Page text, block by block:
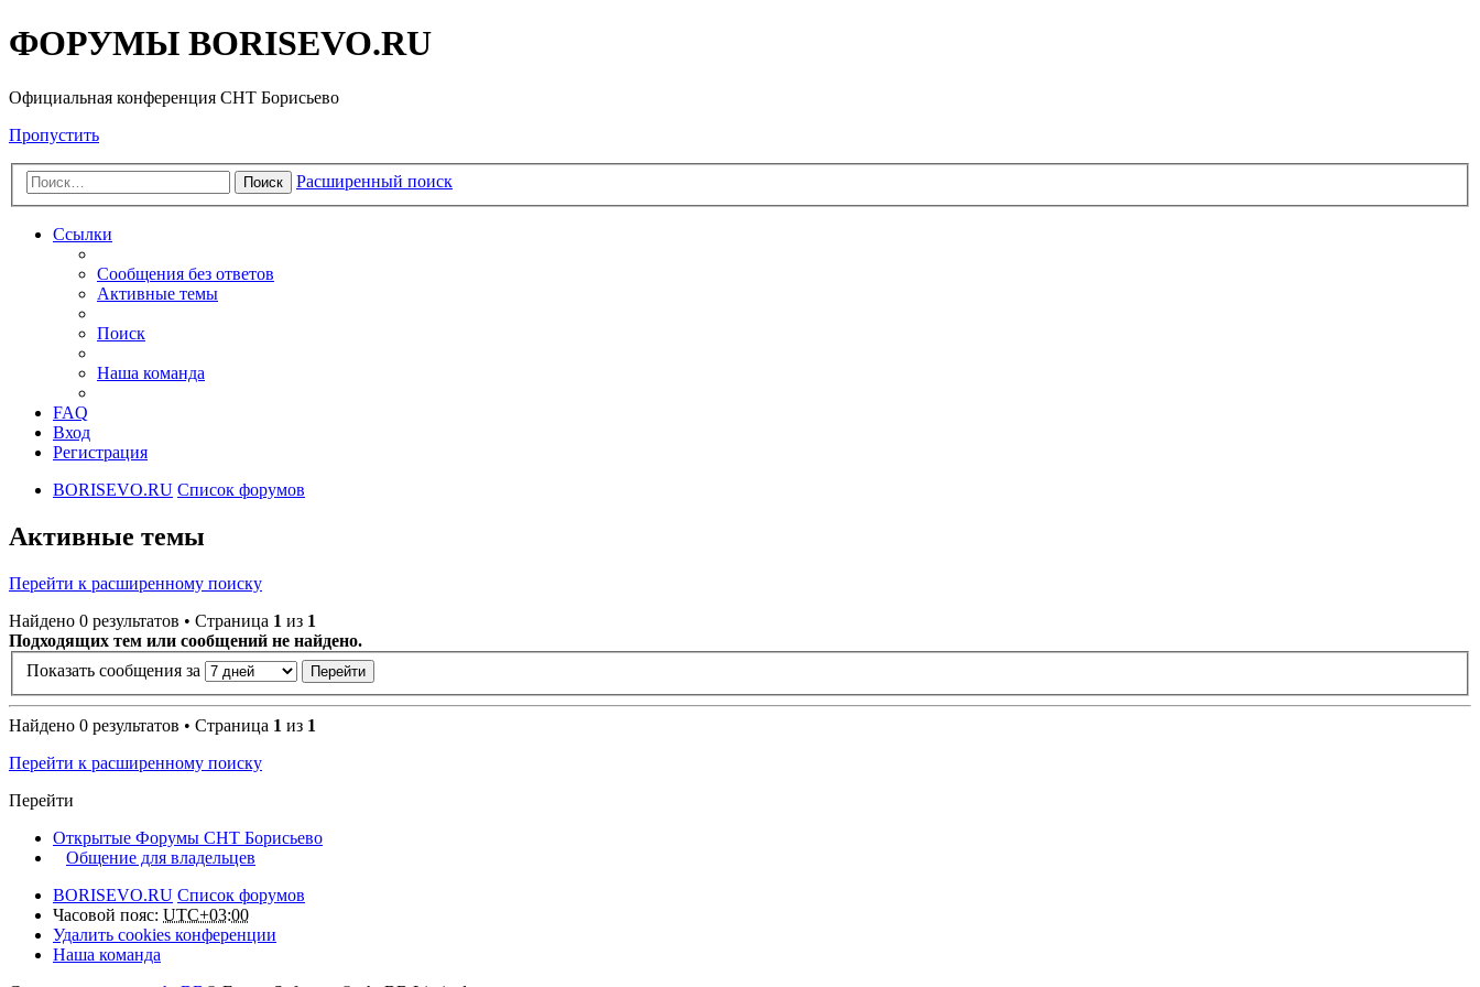
ФОРУМЫ BORISEVO.RU
Официальная конференция СНТ Борисьево
Пропустить
Поиск Расширенный поиск
Ссылки
Сообщения без ответов
Активные темы
Поиск
Наша команда
FAQ
Вход
Регистрация
BORISEVO.RU Список форумов
Активные темы
Перейти к расширенному поиску
Найдено 0 результатов • Страница 1 из 1
Подходящих тем или сообщений не найдено.
Показать сообщения за
Найдено 0 результатов • Страница 1 из 1
Перейти к расширенному поиску
Перейти
Открытые Форумы СНТ Борисьево
Общение для владельцев
BORISEVO.RU Список форумов
Часовой пояс: UTC+03:00
Удалить cookies конференции
Наша команда